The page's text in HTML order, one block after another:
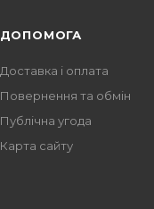
ДОПОМОГА
Доставка і оплата
Повернення та обмін
Публічна угода
Карта сайту